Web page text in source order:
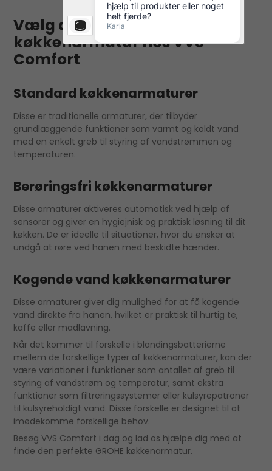
Vælg det rette GROHE
køkkenarmatur hos VVS
Comfort
Standard køkkenarmaturer
Disse er traditionelle armaturer, der tilbyder
grundlæggende funktioner som varmt og koldt vand
med en enkelt greb til styring af vandstrømmen og
temperaturen.
Berøringsfri køkkenarmaturer
Disse armaturer aktiveres automatisk ved hjælp af
sensorer og giver en hygiejnisk og praktisk løsning til dit
køkken. De er ideelle til situationer, hvor du ønsker at
undgå at røre ved hanen med beskidte hænder.
Kogende vand køkkenarmaturer
Disse armaturer giver dig mulighed for at få kogende
vand direkte fra hanen, hvilket er praktisk til hurtig te,
kaffe eller madlavning.
Når det kommer til forskelle i blandingsbatterierne
mellem de forskellige typer af køkkenarmaturer, kan der
være variationer i funktioner som antallet af greb til
styring af vandstrøm og temperatur, samt ekstra
funktioner som filtreringssystemer eller kulsyrepatroner
til kulsyreholdigt vand. Disse forskelle er designet til at
imødekomme forskellige behov.
Besøg VVS Comfort i dag og lad os hjælpe dig med at
finde den perfekte GROHE køkkenarmatur.